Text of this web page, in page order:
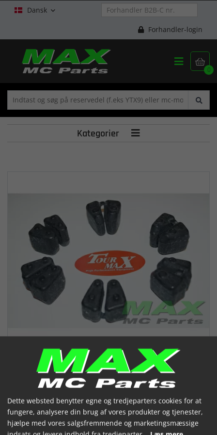
Dansk 
Forhandler-login

0

Kategorier 
Chokkobling(6) Baghjul CBR1000
06-14
Dette websted benytter egne og tredjeparters cookies for at
fungere, analysere din brug af vores produkter og tjenester,
hjælpe med vores salgsfremmende og marketingsmæssige